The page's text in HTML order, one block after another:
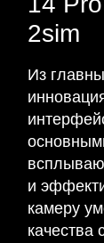
2sim
Из
и
камеру
качества